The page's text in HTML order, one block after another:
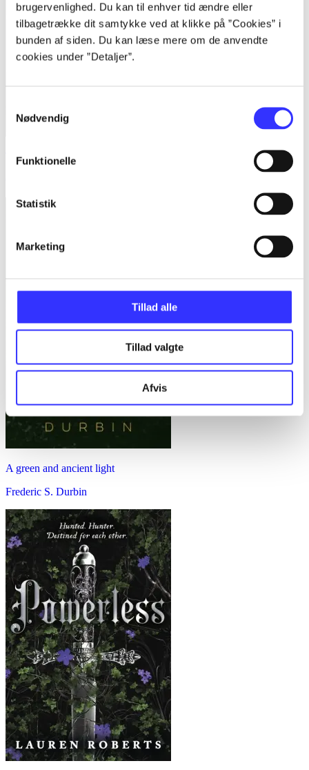
brugervenlighed. Du kan til enhver tid ændre eller
tilbagetrække dit samtykke ved at klikke på ”Cookies” i
bunden af siden. Du kan læse mere om de anvendte
cookies under ”Detaljer”.
Nødvendig
Funktionelle
Statistik
Marketing
Tillad alle
Tillad valgte
Afvis
The sword saint
A green and ancient light
Frederic S. Durbin